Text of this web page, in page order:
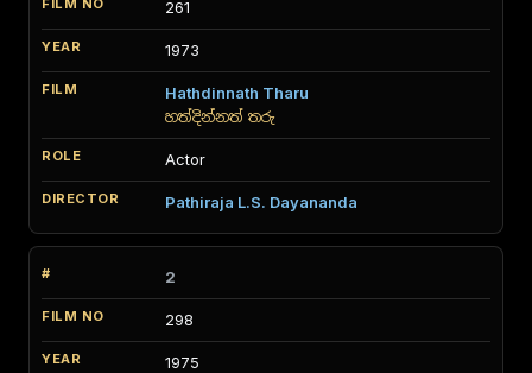
261
1973
Hathdinnath Tharu
හත්දින්නත් තරු
Actor
Pathiraja L.S. Dayananda
2
298
1975